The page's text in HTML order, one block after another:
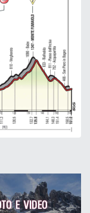
E VIDEO